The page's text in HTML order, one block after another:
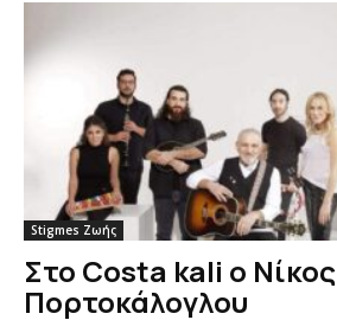
Stigmes Ζωής
Στο Costa kali ο Νίκος
Πορτοκάλογλου